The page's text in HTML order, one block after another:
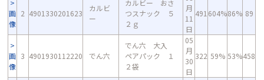
画
像
2 4901330201623
カルビ
ー
カルビー おさ
つスナック ５
２ｇ
月
11
日
491 604%86% 89
画
像
3 4901930112220 でん六
でん六 大入
ペアパック １
２袋
05
月
30
日
322 59% 53%458